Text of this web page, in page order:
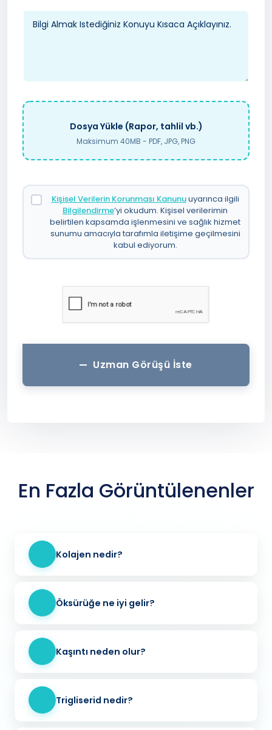
Dosya Yükle (Rapor, tahlil vb.)
Maksimum 40MB - PDF, JPG, PNG
Kişisel Verilerin Korunması Kanunuuyarınca ilgili
Bilgilendirme’yi okudum. Kişisel verilerimin
belirtilen kapsamda işlenmesini ve sağlık hizmet
sunumu amacıyla tarafımla iletişime geçilmesini
kabul ediyorum.
Uzman Görüşü İste
En Fazla Görüntülenenler
Kolajen nedir?
Öksürüğe ne iyi gelir?
Kaşıntı neden olur?
Trigliserid nedir?